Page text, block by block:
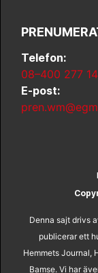
Telefon:
08–400 277 14
E-post:
Denna sajt drivs
publicerar ett
Hemmets Journal,
Bamse. Vi har